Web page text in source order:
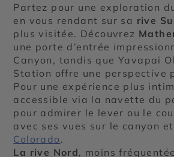
Partez pour une exploration
en vous rendant sur sa rive
plus visitée. Découvrez
une porte d’entrée
Canyon, tandis que Yavapai
Station offre une perspective
Pour une expérience plus
accessible via la navette du
pour admirer le lever ou le
avec ses vues sur le canyon
Colorado.
La rive Nord, moins